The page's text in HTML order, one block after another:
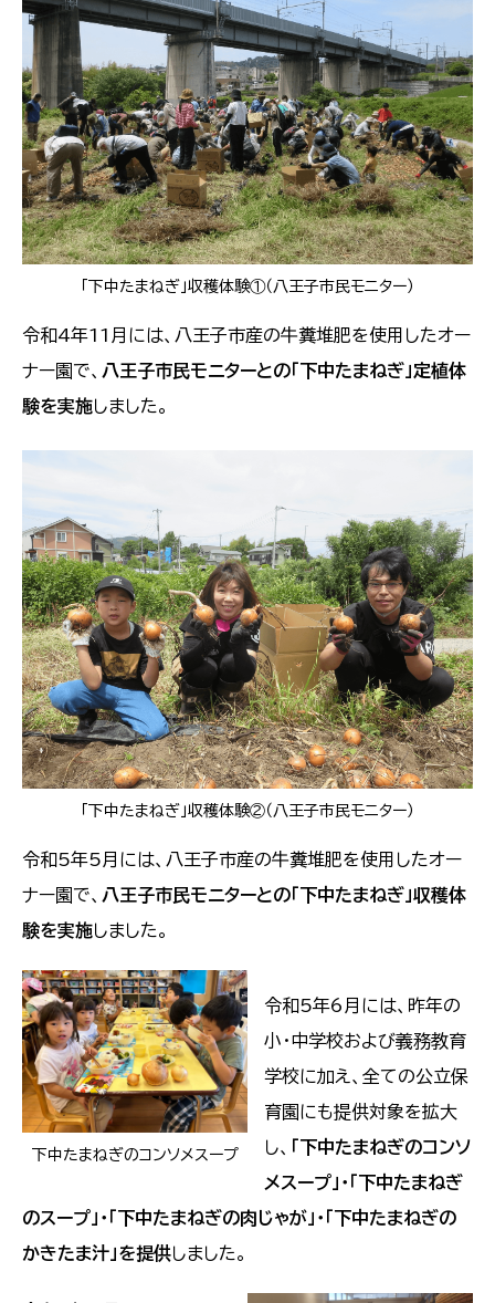
「下中たまねぎ」収穫体験①（八王子市民モニター）
令和4年11月には、八王子市産の牛糞堆肥を使用したオー
ナー園で、 八王子市民モニターとの「下中たまねぎ」定植体
験を実施しました。
「下中たまねぎ」収穫体験②（八王子市民モニター）
令和5年5月には、八王子市産の牛糞堆肥を使用したオー
ナー園で、 八王子市民モニターとの「下中たまねぎ」収穫体
験を実施しました。
下中たまねぎのコンソメスープ
令和5年6月には、昨年の
小・中学校および義務教育
学校に加え、全ての公立保
育園にも提供対象を拡大
し、
「下中たまねぎのコンソ
メスープ」・「下中たまねぎ
のスープ」・「下中たまねぎの肉じゃが」・「下中たまねぎの
かきたま汁」を提供しました。